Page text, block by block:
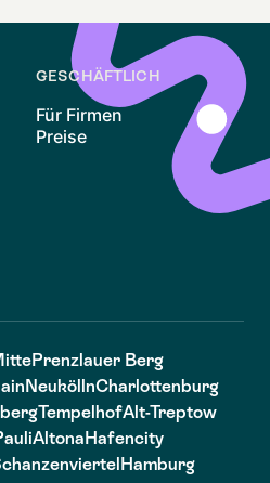
GESCHÄFTLICH
Für Firmen
Preise
Prenzlauer Berg
NeuköllnCharlottenburg
TempelhofAlt-Treptow
AltonaHafencity
Hamburg